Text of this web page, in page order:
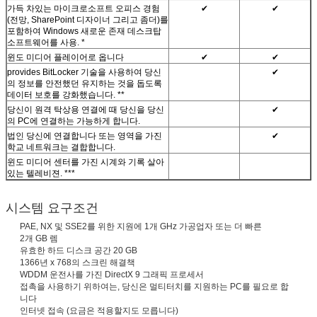
가득 차있는 마이크로소프트 오피스 경험
(전망, SharePoint 디자이너 그리고 좀더)를
포함하여 Windows 새로운 존재 데스크탑
소프트웨어를 사용. *
✔ ✔
윈도 미디어 플레이어로 옵니다 ✔
✔
provides BitLocker 기술을 사용하여 당신
의 정보를 안전했던 유지하는 것을 돕도록
데이터 보호를 강화했습니다. **
✔
당신이 원격 탁상용 연결에 때 당신을 당신
의 PC에 연결하는 가능하게 합니다.
✔
법인 당신에 연결합니다 또는 영역을 가진
학교 네트워크는 결합합니다.
✔
윈도 미디어 센터를 가진 시계와 기록 살아
있는 텔레비젼. ***
시스템 요구조건
PAE, NX 및 SSE2를 위한 지원에 1개 GHz 가공업자 또는 더 빠른
2개 GB 렘
유효한 하드 디스크 공간 20 GB
1366년 x 768의 스크린 해결책
WDDM 운전사를 가진 DirectX 9 그래픽 프로세서
접촉을 사용하기 위하여는, 당신은 멀티터치를 지원하는 PC를 필요로 합
니다
인터넷 접속 (요금은 적용할지도 모릅니다)